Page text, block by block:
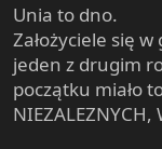
Unia to dno.
Założyciele się
jeden z drugim
początku miało